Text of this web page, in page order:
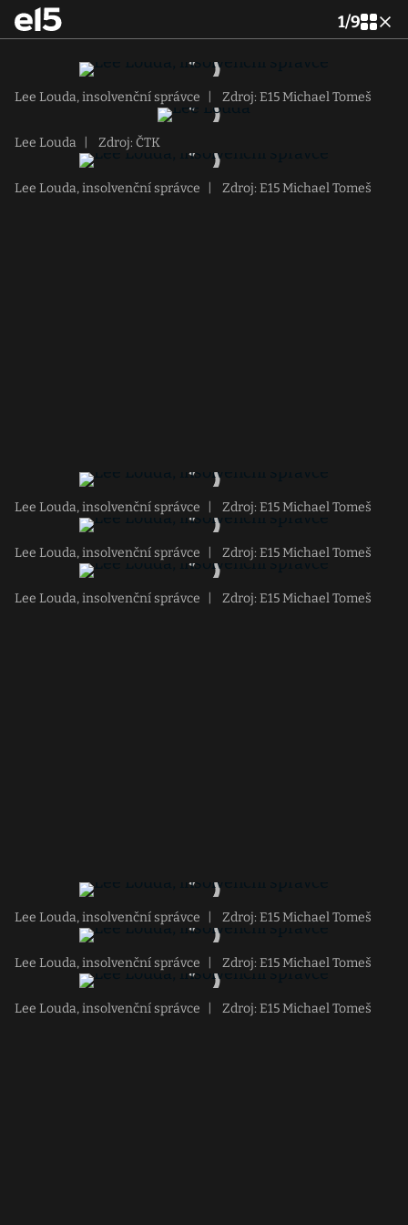
1/9
Lee Louda, insolvenční správce Zdroj: E15 Michael Tomeš
Lee Louda Zdroj: ČTK
Lee Louda, insolvenční správce Zdroj: E15 Michael Tomeš
Lee Louda, insolvenční správce Zdroj: E15 Michael Tomeš
Lee Louda, insolvenční správce Zdroj: E15 Michael Tomeš
Lee Louda, insolvenční správce Zdroj: E15 Michael Tomeš
Lee Louda, insolvenční správce Zdroj: E15 Michael Tomeš
Lee Louda, insolvenční správce Zdroj: E15 Michael Tomeš
Lee Louda, insolvenční správce Zdroj: E15 Michael Tomeš